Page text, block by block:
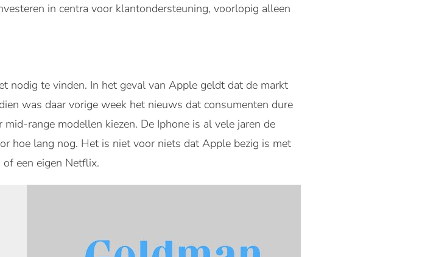
in centra voor klantondersteuning, voorlopig alleen
nodig te vinden. In het geval van Apple geldt dat de markt
was daar vorige week het nieuws dat consumenten dure
range modellen kiezen. De Iphone is al vele jaren de
hoe lang nog. Het is niet voor niets dat Apple bezig is met
een eigen Netflix.